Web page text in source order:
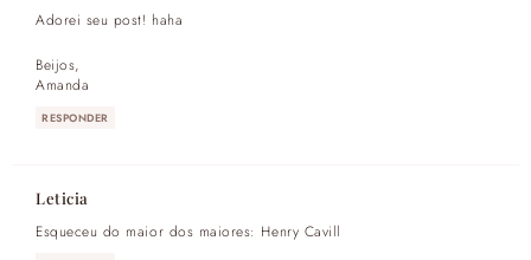
Adorei seu post! haha
Beijos,
Amanda
RESPONDER
Leticia
Esqueceu do maior dos maiores: Henry Cavill